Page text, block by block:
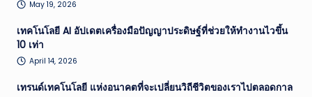
May 19, 2026
เทคโนโลยี AI อัปเดตเครื่องมือปัญญาประดิษฐ์ที่ช่วยให้ทำงานไวขึ้น
10 เท่า
April 14, 2026
เทรนด์เทคโนโลยี แห่งอนาคตที่จะเปลี่ยนวิถีชีวิตของเราไปตลอดกาล